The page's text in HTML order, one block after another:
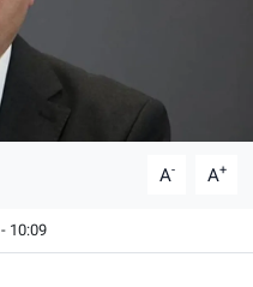
A- A+
10:09